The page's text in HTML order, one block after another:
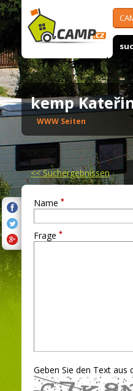
kemp
WWW Seiten
<<Suchergebnissen
Name *
Frage *
Geben Sie den Text aus